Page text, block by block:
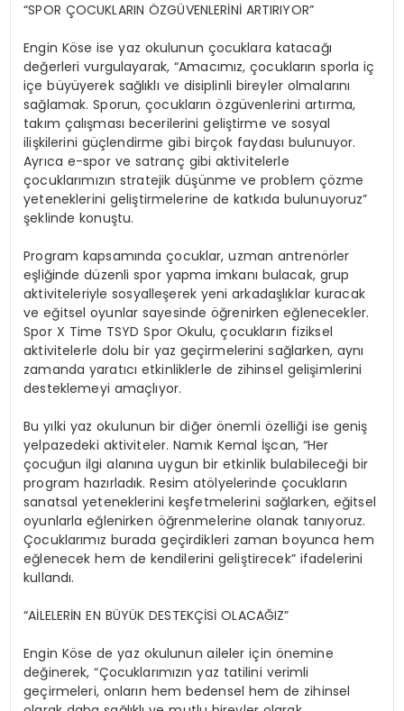
“SPOR ÇOCUKLARIN ÖZGÜVENLERİNİ ARTIRIYOR”
Engin Köse ise yaz okulunun çocuklara katacağı
değerleri vurgulayarak, “Amacımız, çocukların sporla iç
içe büyüyerek sağlıklı ve disiplinli bireyler olmalarını
sağlamak. Sporun, çocukların özgüvenlerini artırma,
takım çalışması becerilerini geliştirme ve sosyal
ilişkilerini güçlendirme gibi birçok faydası bulunuyor.
Ayrıca e-spor ve satranç gibi aktivitelerle
çocuklarımızın stratejik düşünme ve problem çözme
yeteneklerini geliştirmelerine de katkıda bulunuyoruz”
şeklinde konuştu.
Program kapsamında çocuklar, uzman antrenörler
eşliğinde düzenli spor yapma imkanı bulacak, grup
aktiviteleriyle sosyalleşerek yeni arkadaşlıklar kuracak
ve eğitsel oyunlar sayesinde öğrenirken eğlenecekler.
Spor X Time TSYD Spor Okulu, çocukların fiziksel
aktivitelerle dolu bir yaz geçirmelerini sağlarken, aynı
zamanda yaratıcı etkinliklerle de zihinsel gelişimlerini
desteklemeyi amaçlıyor.
Bu yılki yaz okulunun bir diğer önemli özelliği ise geniş
yelpazedeki aktiviteler. Namık Kemal İşcan, “Her
çocuğun ilgi alanına uygun bir etkinlik bulabileceği bir
program hazırladık. Resim atölyelerinde çocukların
sanatsal yeteneklerini keşfetmelerini sağlarken, eğitsel
oyunlarla eğlenirken öğrenmelerine olanak tanıyoruz.
Çocuklarımız burada geçirdikleri zaman boyunca hem
eğlenecek hem de kendilerini geliştirecek” ifadelerini
kullandı.
“AİLELERİN EN BÜYÜK DESTEKÇİSİ OLACAĞIZ”
Engin Köse de yaz okulunun aileler için önemine
değinerek, “Çocuklarımızın yaz tatilini verimli
geçirmeleri, onların hem bedensel hem de zihinsel